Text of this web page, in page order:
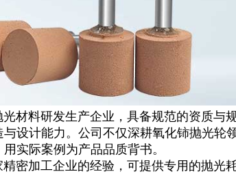
料研发生产企业，具备规范的资质与
设计能力。公司不仅深耕氧化铈抛光
实际案例为产品品质背书。
加工企业的经验，可提供专用的抛光